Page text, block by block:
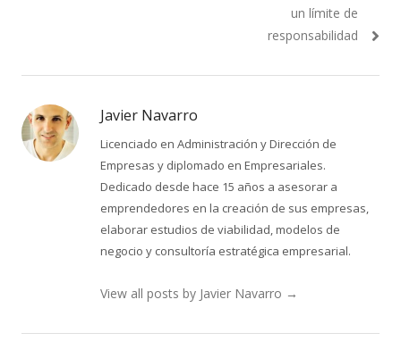
un límite de
responsabilidad
Javier Navarro
Licenciado en Administración y Dirección de
Empresas y diplomado en Empresariales.
Dedicado desde hace 15 años a asesorar a
emprendedores en la creación de sus empresas,
elaborar estudios de viabilidad, modelos de
negocio y consultoría estratégica empresarial.
View all posts by Javier Navarro →